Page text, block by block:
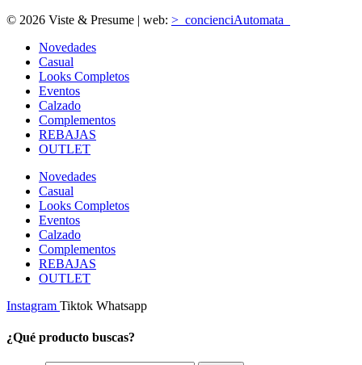
© 2026 Viste & Presume | web: >_concienciAutomata_
Novedades
Casual
Looks Completos
Eventos
Calzado
Complementos
REBAJAS
OUTLET
Novedades
Casual
Looks Completos
Eventos
Calzado
Complementos
REBAJAS
OUTLET
Instagram Tiktok Whatsapp
¿Qué producto buscas?